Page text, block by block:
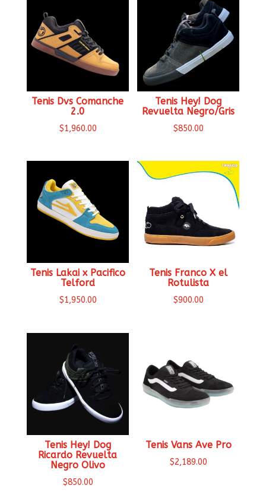
Tenis Dvs Comanche
2.0
$1,960.00
Tenis Hey! Dog
Revuelta Negro/Gris
$850.00
Tenis Lakai x Pacifico
Telford
$1,950.00
Tenis Franco X el
Rotulista
$900.00
Tenis Hey! Dog
Ricardo Revuelta
Negro Olivo
$850.00
Tenis Vans Ave Pro
$2,189.00